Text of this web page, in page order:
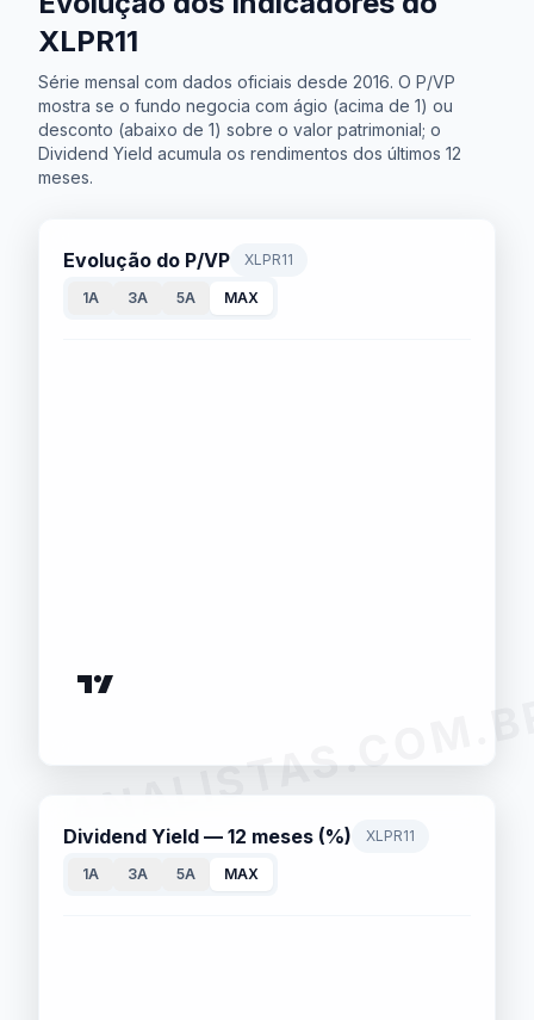
XLPR11
Série mensal com dados oficiais desde 2016. O P/VP
mostra se o fundo negocia com ágio (acima de 1) ou
desconto (abaixo de 1) sobre o valor patrimonial; o
Dividend Yield acumula os rendimentos dos últimos 12
meses.
Evolução do P/VP XLPR11
1A 3A 5A MAX
Dividend Yield — 12 meses (%) XLPR11
1A 3A 5A MAX